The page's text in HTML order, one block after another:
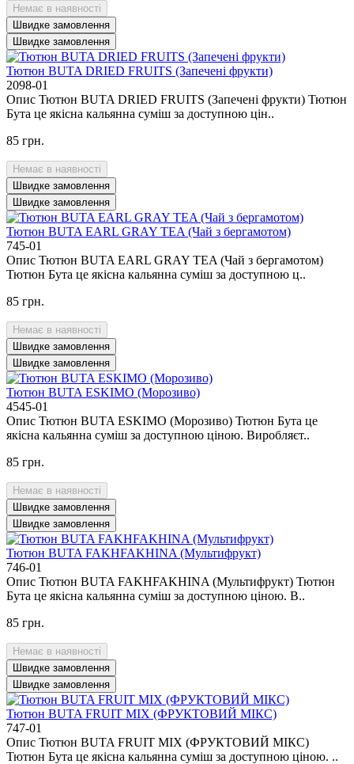
Немає в наявності
Швидке замовлення
Швидке замовлення
Тютюн BUTA DRIED FRUITS (Запечені фрукти)
2098-01
Опис Тютюн BUTA DRIED FRUITS (Запечені фрукти) Тютюн
Бута це якісна кальянна суміш за доступною цін..
85 грн.
Немає в наявності
Швидке замовлення
Швидке замовлення
Тютюн BUTA EARL GRAY TEA (Чай з бергамотом)
745-01
Опис Тютюн BUTA EARL GRAY TEA (Чай з бергамотом)
Тютюн Бута це якісна кальянна суміш за доступною ц..
85 грн.
Немає в наявності
Швидке замовлення
Швидке замовлення
Тютюн BUTA ESKIMO (Морозиво)
4545-01
Опис Тютюн BUTA ESKIMO (Морозиво) Тютюн Бута це
якісна кальянна суміш за доступною ціною. Виробляєт..
85 грн.
Немає в наявності
Швидке замовлення
Швидке замовлення
Тютюн BUTA FAKHFAKHINA (Мультифрукт)
746-01
Опис Тютюн BUTA FAKHFAKHINA (Мультифрукт) Тютюн
Бута це якісна кальянна суміш за доступною ціною. В..
85 грн.
Немає в наявності
Швидке замовлення
Швидке замовлення
Тютюн BUTA FRUIT MIX (ФРУКТОВИЙ МІКС)
747-01
Опис Тютюн BUTA FRUIT MIX (ФРУКТОВИЙ МІКС)
Тютюн Бута це якісна кальянна суміш за доступною ціною. ..